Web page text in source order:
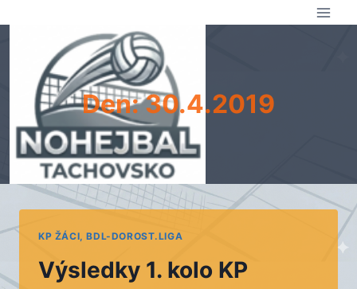
Den: 30.4.2019
KP ŽÁCI, BDL-DOROST.LIGA
Výsledky 1. kolo KP